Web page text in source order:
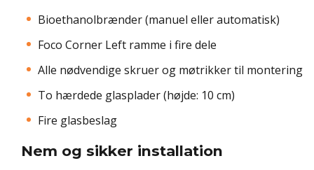
Bioethanolbrænder (manuel eller automatisk)
Foco Corner Left ramme i fire dele
Alle nødvendige skruer og møtrikker til montering
To hærdede glasplader (højde: 10 cm)
Fire glasbeslag
Nem og sikker installation